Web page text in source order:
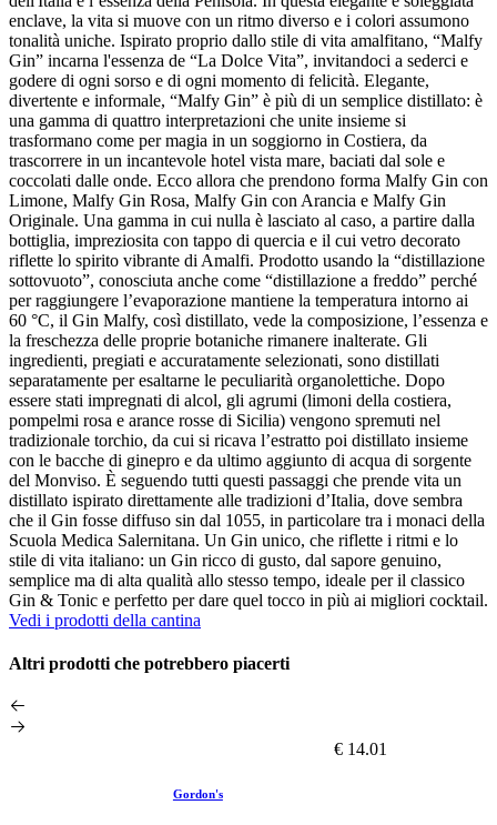
enclave, la vita si muove con un ritmo diverso e i colori assumono
tonalità uniche. Ispirato proprio dallo stile di vita amalfitano, “Malfy
Gin” incarna l'essenza de “La Dolce Vita”, invitandoci a sederci e
godere di ogni sorso e di ogni momento di felicità. Elegante,
divertente e informale, “Malfy Gin” è più di un semplice distillato: è
una gamma di quattro interpretazioni che unite insieme si
trasformano come per magia in un soggiorno in Costiera, da
trascorrere in un incantevole hotel vista mare, baciati dal sole e
coccolati dalle onde. Ecco allora che prendono forma Malfy Gin con
Limone, Malfy Gin Rosa, Malfy Gin con Arancia e Malfy Gin
Originale. Una gamma in cui nulla è lasciato al caso, a partire dalla
bottiglia, impreziosita con tappo di quercia e il cui vetro decorato
riflette lo spirito vibrante di Amalfi. Prodotto usando la “distillazione
sottovuoto”, conosciuta anche come “distillazione a freddo” perché
per raggiungere l’evaporazione mantiene la temperatura intorno ai
60 °C, il Gin Malfy, così distillato, vede la composizione, l’essenza e
la freschezza delle proprie botaniche rimanere inalterate. Gli
ingredienti, pregiati e accuratamente selezionati, sono distillati
separatamente per esaltarne le peculiarità organolettiche. Dopo
essere stati impregnati di alcol, gli agrumi (limoni della costiera,
pompelmi rosa e arance rosse di Sicilia) vengono spremuti nel
tradizionale torchio, da cui si ricava l’estratto poi distillato insieme
con le bacche di ginepro e da ultimo aggiunto di acqua di sorgente
del Monviso. È seguendo tutti questi passaggi che prende vita un
distillato ispirato direttamente alle tradizioni d’Italia, dove sembra
che il Gin fosse diffuso sin dal 1055, in particolare tra i monaci della
Scuola Medica Salernitana. Un Gin unico, che riflette i ritmi e lo
stile di vita italiano: un Gin ricco di gusto, dal sapore genuino,
semplice ma di alta qualità allo stesso tempo, ideale per il classico
Gin & Tonic e perfetto per dare quel tocco in più ai migliori cocktail.
Vedi i prodotti della cantina
Altri prodotti che potrebbero piacerti
€ 14.01
Gordon's